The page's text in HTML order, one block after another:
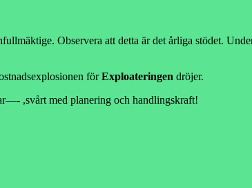
Observera att detta är det årliga stödet.
förExploateringen dröjer.
,svårt med planering och handlingskraft!